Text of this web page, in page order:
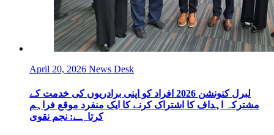
April 20, 2026 News Desk
لبرل کنونشن 2026 افراد کو اپنی برادریوں کی خدمت کے
مشترکہ اہداف کا اشتراک کرنے کا ایک منفرد موقع فراہم
کرتا ہے: نجم نقوی